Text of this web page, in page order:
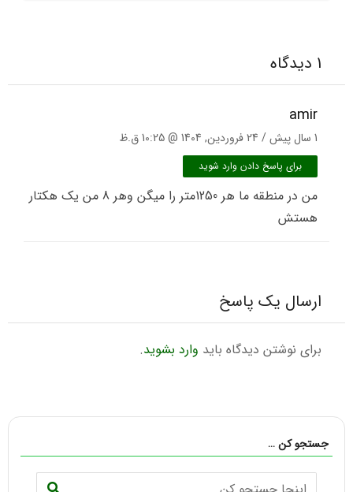
1 دیدگاه
amir
1 سال پیش / 24 فروردین, 1404 @ 10:25 ق.ظ
برای پاسخ دادن وارد شوید
من در منطقه ما هر 1250متر را میگن وهر 8 من یک هکتار
هستش
ارسال یک پاسخ
برای نوشتن دیدگاه باید وارد بشوید.
جستجو کن …